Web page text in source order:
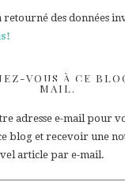
retourné des données
VOUS À CE
MAIL.
adresse e-mail pour
blog et recevoir une
article par e-mail.